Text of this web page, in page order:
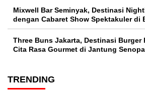
Mixwell Bar Seminyak, Destinasi
dengan Cabaret Show Spektakuler di
Three Buns Jakarta, Destinasi Burger
Cita Rasa Gourmet di Jantung
TRENDING